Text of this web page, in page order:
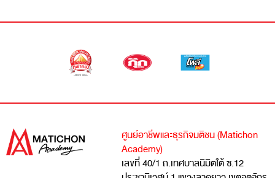
ศูนย์อาชีพและธุรกิจมติชน (Matichon
Academy)
เลขที่ 40/1 ถ.เทศบาลนิมิตใต้ ซ.12